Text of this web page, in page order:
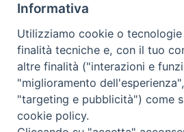
Informativa
Utilizziamo cookie o
finalità tecniche e, con il tuo
altre finalità ("interazioni e
"miglioramento
"targeting e pubblicità") come
cookie policy.